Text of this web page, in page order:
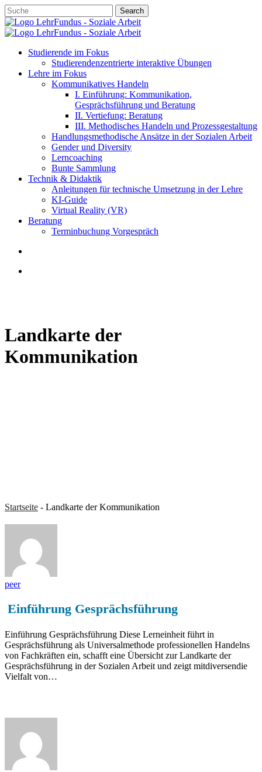
Skip
to
main
content
Search
Close
Search
account
search
Menu
Studierende im Fokus
Studierendenzentrierte interaktive Übungen
Lehre im Fokus
Kommunikatives Handeln
I. Einführung: Kommunikation,
Gesprächsführung und Beratung
II. Vertiefung: Beratung
III. Methodisches Handeln und Prozessgestaltung
Handlungsmethodische Ansätze in der Sozialen Arbeit
Gender und Diversity
Lerncoaching
Bunte Sammlung
Technik & Didaktik
Anleitungen für technische Umsetzung in der Lehre
KI-Guide
Virtual Reality (VR)
Beratung
Terminbuchung Vorgespräch
Landkarte der
Kommunikation
Startseite - Landkarte der Kommunikation
peer
Einführung Gesprächsführung
Einführung Gesprächsführung Diese Lerneinheit führt in
Gesprächsführung als Universalmethode professionellen Handelns
von Fachkräften ein, schafft eine Übersicht zur Landkarte der
Gesprächsführung in der Sozialen Arbeit und zeigt mitdiversendie
Vielfalt von…